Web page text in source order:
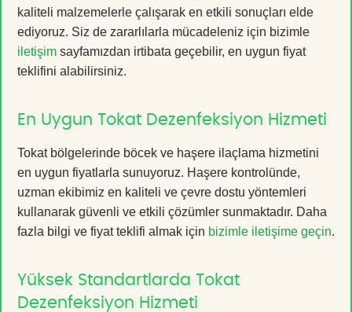
kaliteli malzemelerle çalışarak en etkili sonuçları elde
ediyoruz. Siz de zararlılarla mücadeleniz için bizimle
iletişim sayfamızdan irtibata geçebilir, en uygun fiyat
teklifini alabilirsiniz.
En Uygun Tokat Dezenfeksiyon Hizmeti
Tokat bölgelerinde böcek ve haşere ilaçlama hizmetini
en uygun fiyatlarla sunuyoruz. Haşere kontrolünde,
uzman ekibimiz en kaliteli ve çevre dostu yöntemleri
kullanarak güvenli ve etkili çözümler sunmaktadır. Daha
fazla bilgi ve fiyat teklifi almak için bizimle iletişime geçin.
Yüksek Standartlarda Tokat
Dezenfeksiyon Hizmeti